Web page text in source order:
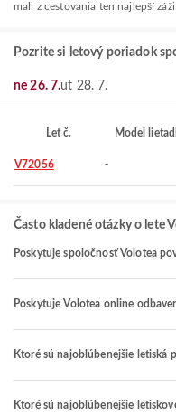
mali z cestovania ten najlepší
Pozrite si letový poriadok
ne 26. 7.ut 28. 7.
Let č. Model
V72056 -
Často kladené otázky o lete
Poskytuje spoločnosť Volotea
Poskytuje Volotea online
Ktoré sú najobľúbenejšie letiská
Ktoré sú najobľúbenejšie